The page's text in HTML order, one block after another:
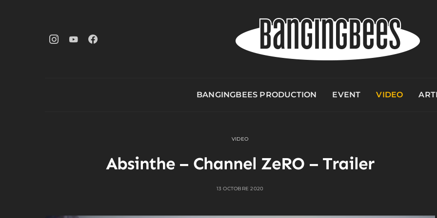
BANGINGBEES PRODUCTION EVENT VIDEO
VIDEO
Absinthe – Channel ZeRO – Trailer
13 OCTOBRE 2020